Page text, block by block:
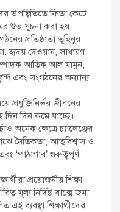
উপস্থিতিতে ফিতা কেটে
শুভ সূচনা করা হয়।
প্রতিষ্ঠাতা তুহিনুর
হৃদয় দেওয়ান, সাধারণ
আতিক আল মামুন,
এবং সংগঠনের অন্যান্য
প্রযুক্তিনির্ভর জীবনের
দিন কমে যাচ্ছে।
অনেক ক্ষেত্রে চ্যালেঞ্জের
নৈতিকতা, আত্মবিশ্বাস ও
‘পাঠাগার’ গুরুত্বপূর্ণ
প্রয়োজনীয় শিক্ষা
মূল্য নির্দিষ্ট বাক্সে জমা
এই ব্যবস্থা শিক্ষার্থীদের